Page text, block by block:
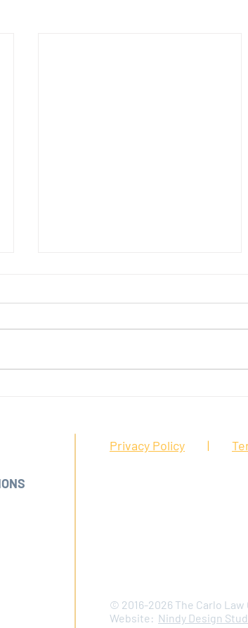
Trabajadores:
© 2016-2026 The Carlo
Website: Nindy Design
Privacy Policy |